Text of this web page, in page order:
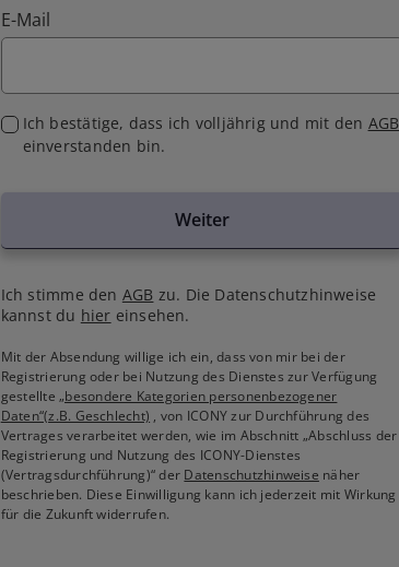
E-Mail
Ich bestätige, dass ich volljährig und mit den AGB
einverstanden bin.
Weiter
Ich stimme den AGB zu. Die Datenschutzhinweise
kannst du hier einsehen.
Mit der Absendung willige ich ein, dass von mir bei der
Registrierung oder bei Nutzung des Dienstes zur Verfügung
gestellte„besondere Kategorien personenbezogener
Daten“(z.B. Geschlecht) , von ICONY zur Durchführung des
Vertrages verarbeitet werden, wie im Abschnitt „Abschluss der
Registrierung und Nutzung des ICONY-Dienstes
(Vertragsdurchführung)“ der Datenschutzhinweise näher
beschrieben. Diese Einwilligung kann ich jederzeit mit Wirkung
für die Zukunft widerrufen.